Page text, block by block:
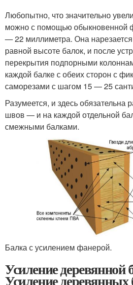
Любопытно, что значительно
можно с помощью обыкновенной
— 22 миллиметра. Она
равной высоте балок, и после
перекрытия подпорными
каждой балке с обеих сторон с
саморезами с шагом 15 — 25
Разумеется, и здесь обязательна
швов — и на каждой отдельной
смежными балками.
Балка с усилением фанерой.
Усиление деревянной
Усиление деревянных